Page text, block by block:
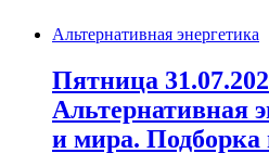
Альтернативная энергетика
Пятница
Альтернативная
и мира. Подборка